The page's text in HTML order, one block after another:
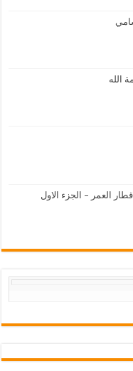
الله
العمر – الجزء الاول